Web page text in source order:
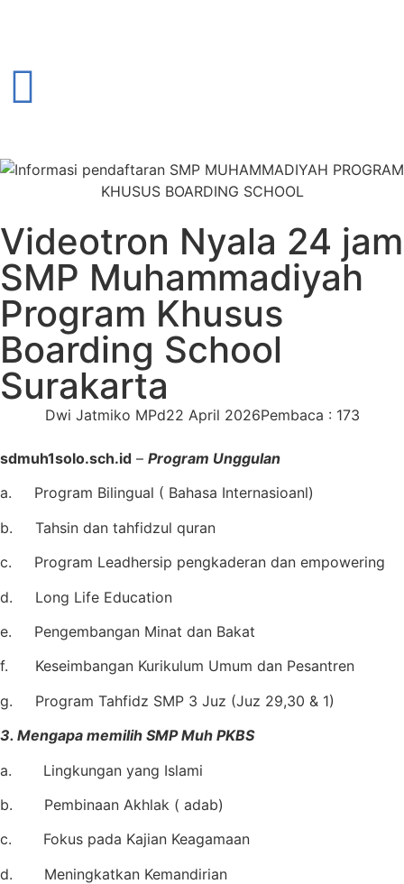
Videotron Nyala 24 jam
SMP Muhammadiyah
Program Khusus
Boarding School
Surakarta
Dwi Jatmiko MPd22 April 2026Pembaca : 173
sdmuh1solo.sch.id – Program Unggulan
a. Program Bilingual ( Bahasa Internasioanl)
b. Tahsin dan tahfidzul quran
c. Program Leadhersip pengkaderan dan empowering
d. Long Life Education
e. Pengembangan Minat dan Bakat
f. Keseimbangan Kurikulum Umum dan Pesantren
g. Program Tahfidz SMP 3 Juz (Juz 29,30 & 1)
3. Mengapa memilih SMP Muh PKBS
a. Lingkungan yang Islami
b. Pembinaan Akhlak ( adab)
c. Fokus pada Kajian Keagamaan
d. Meningkatkan Kemandirian